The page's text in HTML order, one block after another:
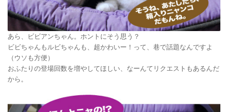
あら、ビビアンちゃん。ホントにそう思う？
ビビちゃんもルビちゃんも、超かわいー！って、巷で話題なんですよ
（ウソも方便）
おふたりの登場回数を増やしてほしい、なーんてリクエストもあるんだ
から。